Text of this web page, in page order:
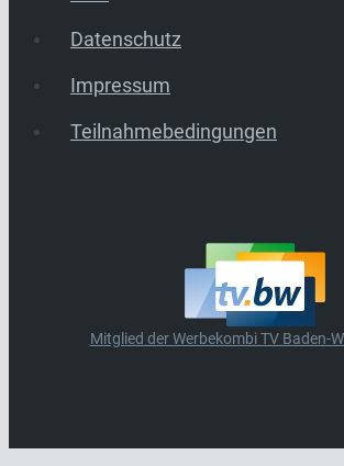
Datenschutz
Impressum
Teilnahmebedingungen
Mitglied der Werbekombi TV Baden-